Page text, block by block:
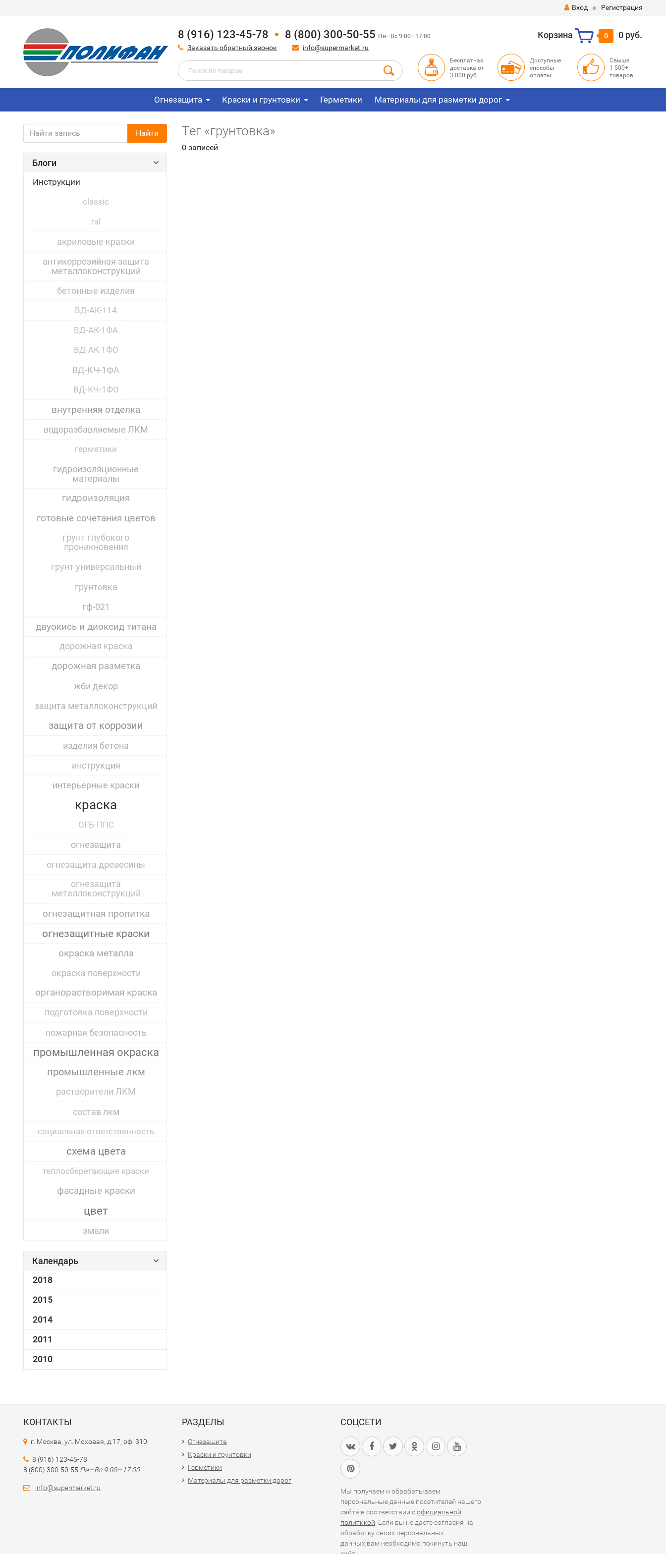
Вход Регистрация
8 (916) 123-45-78 8 (800) 300-50-55 Пн—Вс 9:00—17:00
Заказать обратный звонок info@supermarket.ru
Корзина 0 0 руб.
Бесплатная
доставка от
3 000 руб.
Доступные
способы
оплаты
Свыше
1 500+
товаров
Огнезащита Краски и грунтовки Герметики Материалы для разметки дорог
Найти
Блоги
Инструкции
classic
ral
акриловые краски
антикоррозийная защита
металлоконструкций
бетонные изделия
ВД-АК-114
ВД-АК-1ФА
ВД-АК-1ФО
ВД-КЧ-1ФА
ВД-КЧ-1ФО
внутренняя отделка
водоразбавляемые ЛКМ
герметики
гидроизоляционные
материалы
гидроизоляция
готовые сочетания цветов
грунт глубокого
проникновения
грунт универсальный
грунтовка
гф-021
двуокись и диоксид титана
дорожная краска
дорожная разметка
жби декор
защита металлоконструкций
защита от коррозии
изделия бетона
инструкция
интерьерные краски
краска
ОГБ-ППС
огнезащита
огнезащита древесины
огнезащита
металлоконструкций
огнезащитная пропитка
огнезащитные краски
окраска металла
окраска поверхности
органорастворимая краска
подготовка поверхности
пожарная безопасность
промышленная окраска
промышленные лкм
растворители ЛКМ
состав лкм
социальная ответственность
схема цвета
теплосберегающие краски
фасадные краски
цвет
эмали
Календарь
2018
2015
2014
2011
2010
Тег «грунтовка»
0 записей
КОНТАКТЫ
г. Москва, ул. Моховая, д.17, оф. 310
8 (916) 123-45-78
8 (800) 300-50-55 Пн—Вс 9:00—17:00
info@supermarket.ru
РАЗДЕЛЫ
Огнезащита
Краски и грунтовки
Герметики
Материалы для разметки дорог
СОЦСЕТИ
Мы получаем и обрабатываем
персональные данные посетителей нашего
сайта в соответствии софициальной
политикой . Если вы не даете согласия на
обработку своих персональных
данных,вам необходимо покинуть наш